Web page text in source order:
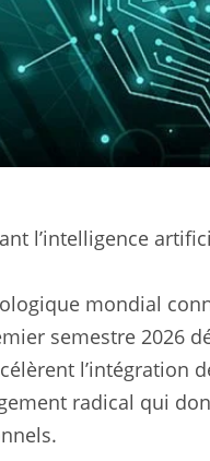
l’intelligence
mondial
semestre 2026
l’intégration
radical qui